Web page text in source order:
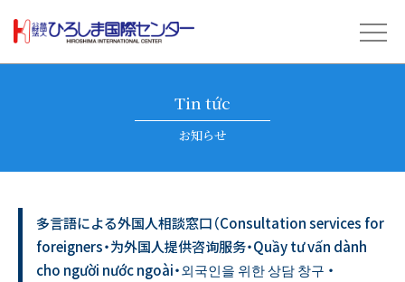
Tin tức
お知らせ
多言語による外国人相談窓口（Consultation services for
foreigners・为外国人提供咨询服务・Quầy tư vấn dành
cho người nước ngoài・외국인을 위한 상담 창구 ・